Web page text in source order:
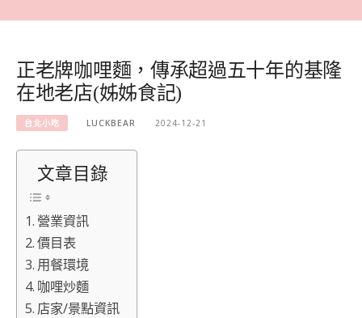
正老牌咖哩麵，傳承超過五十年的基隆
在地老店(姊姊食記)
台北小吃 LUCKBEAR 2024-12-21
文章目錄
營業資訊
價目表
用餐環境
咖哩炒麵
店家/景點資訊